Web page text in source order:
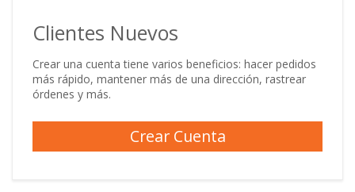
Clientes Nuevos
Crear una cuenta tiene varios beneficios: hacer pedidos
más rápido, mantener más de una dirección, rastrear
órdenes y más.
Crear Cuenta